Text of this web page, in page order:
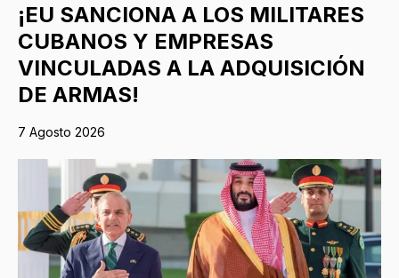
¡EU SANCIONA A LOS MILITARES
CUBANOS Y EMPRESAS
VINCULADAS A LA ADQUISICIÓN
DE ARMAS!
7 Agosto 2026